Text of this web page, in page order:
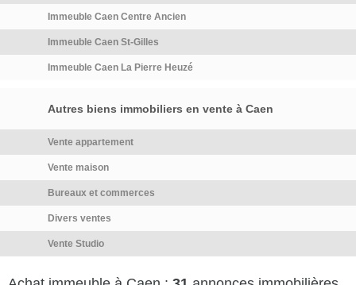
indépendant, se compose
seconde pièce pouvant être
révéler tout le potentiel de ce
Immeuble Caen Centre Ancien
Immeuble Caen St-Gilles
Immeuble Caen La Pierre Heuzé
Autres biens immobiliers en vente à Caen
Vente appartement
Vente maison
Bureaux et commerces
Divers ventes
Vente Studio